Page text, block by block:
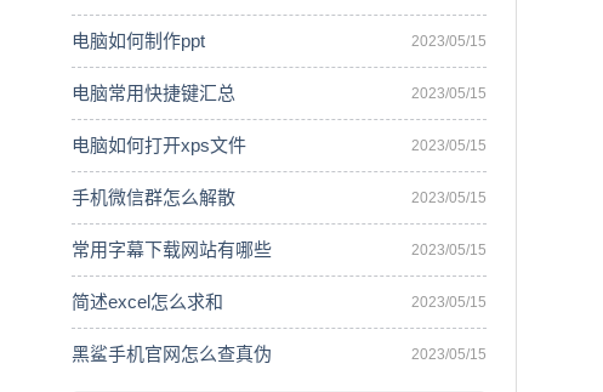
电脑如何制作ppt 2023/05/15
电脑常用快捷键汇总 2023/05/15
电脑如何打开xps文件 2023/05/15
手机微信群怎么解散 2023/05/15
常用字幕下载网站有哪些 2023/05/15
简述excel怎么求和 2023/05/15
黑鲨手机官网怎么查真伪 2023/05/15